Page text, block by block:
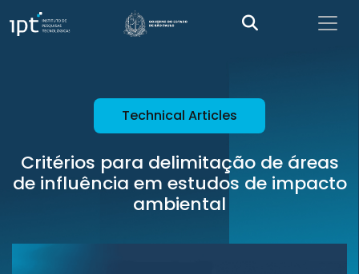
Technical Articles
Critérios para delimitação de áreas
de influência em estudos de impacto
ambiental